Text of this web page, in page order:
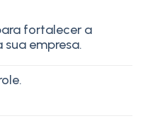
fortalecer a
empresa.